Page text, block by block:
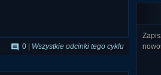
0 Wszystkie odcinki tego cyklu